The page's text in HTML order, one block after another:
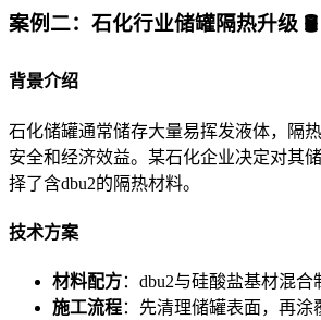
案例二：石化行业储罐隔热升级 🛢️
背景介绍
石化储罐通常储存大量易挥发液体，隔
安全和经济效益。某石化企业决定对其
择了含dbu2的隔热材料。
技术方案
材料配方：dbu2与硅酸盐基材混合
施工流程：先清理储罐表面，再涂